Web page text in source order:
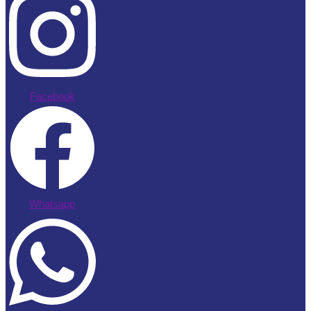
Facebook
Whatsapp